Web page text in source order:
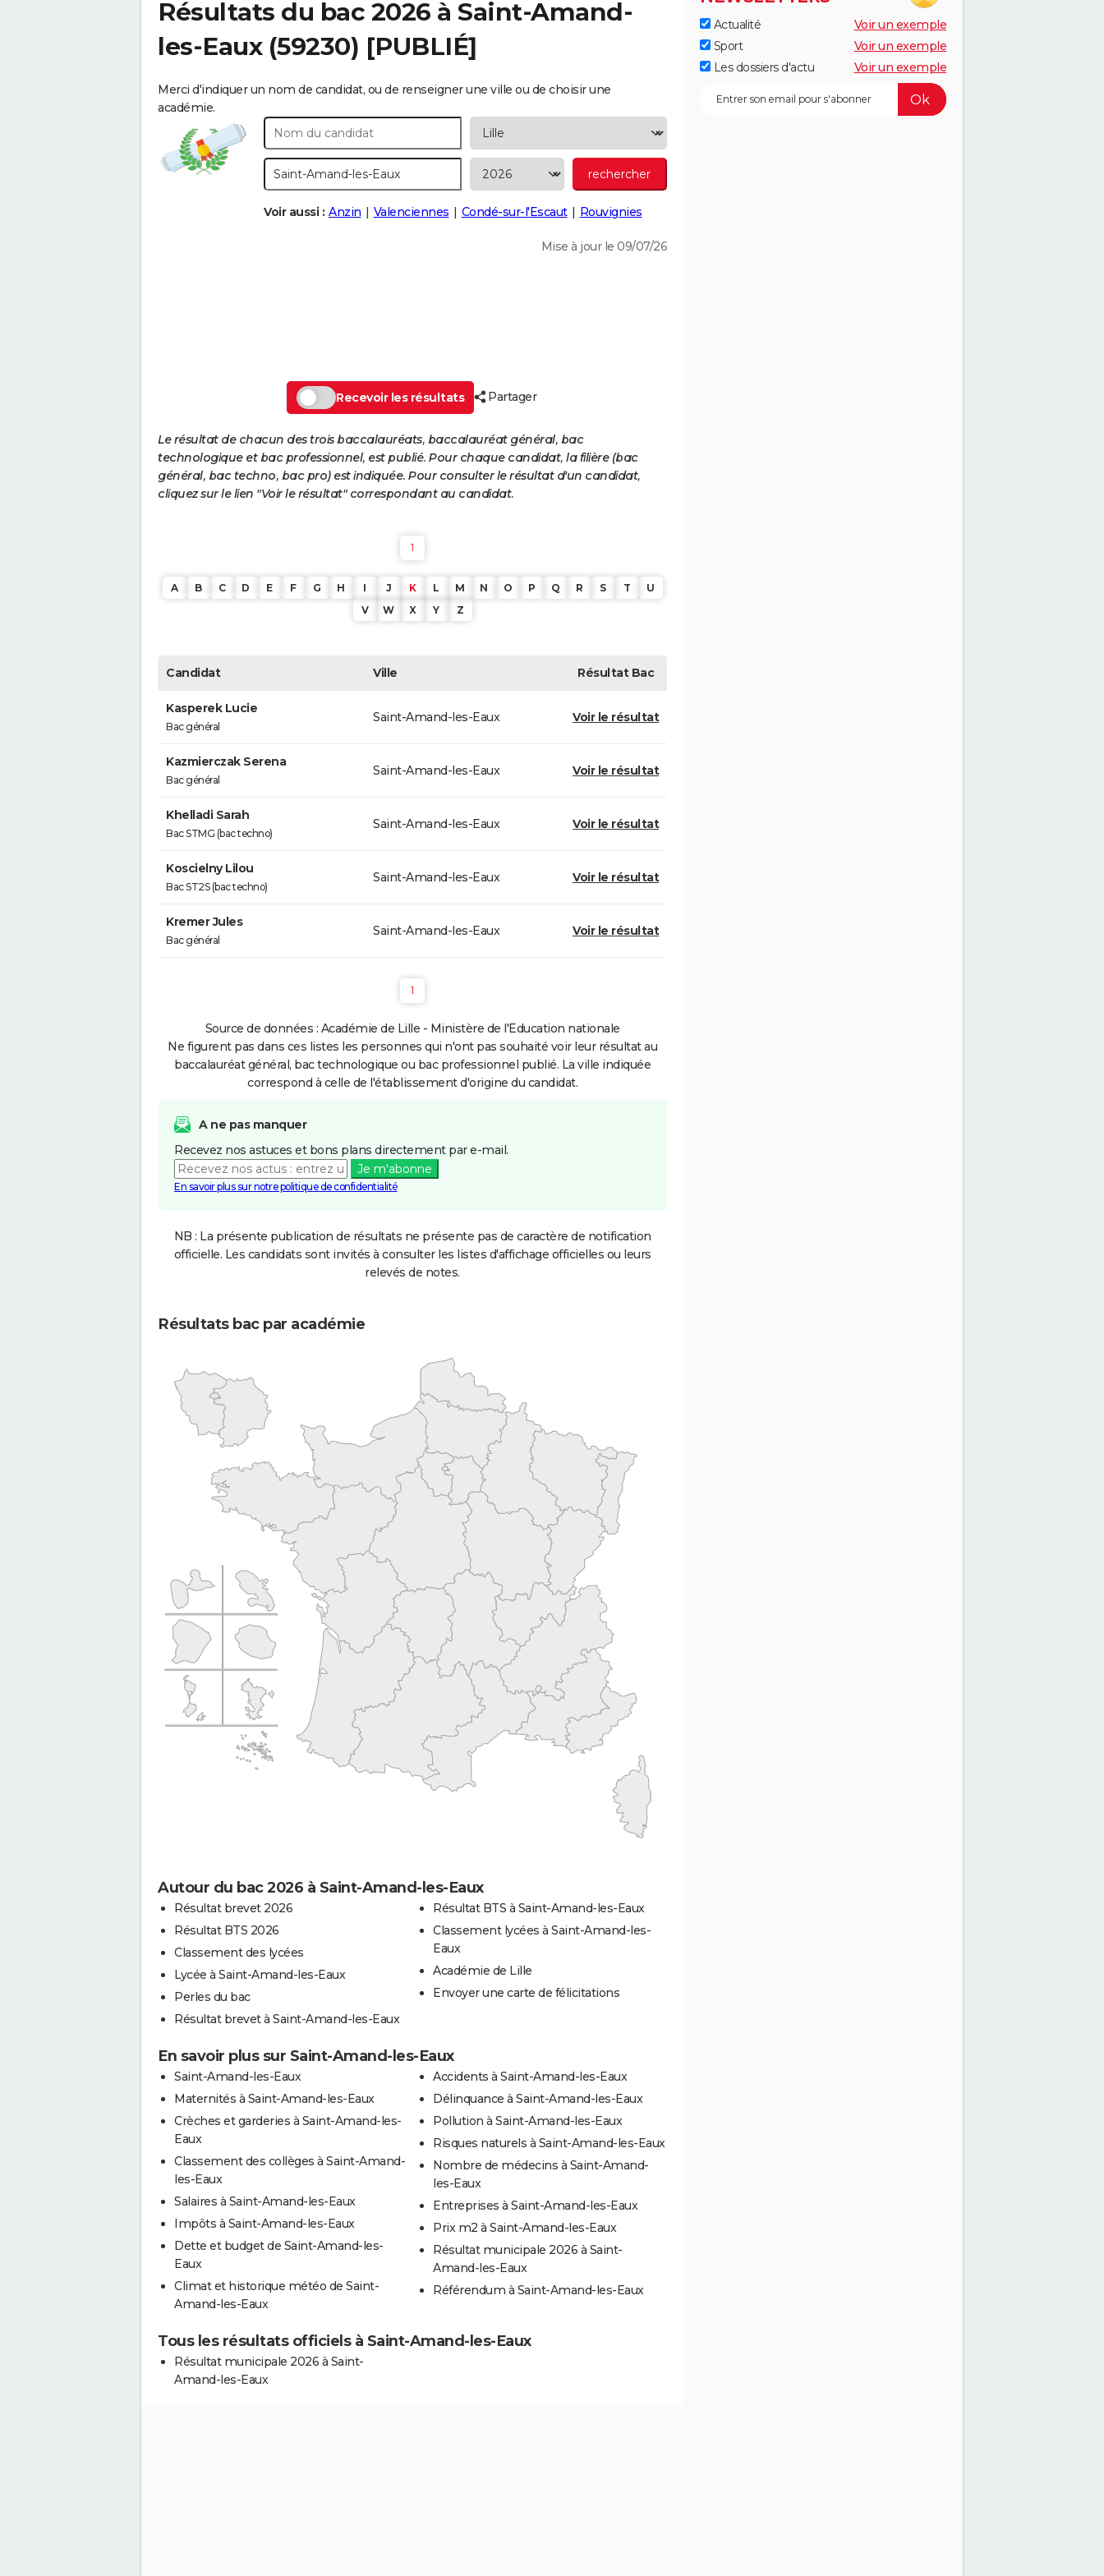
Résultats du bac 2026 à Saint-Amand-
les-Eaux(59230) [PUBLIÉ]
Merci d'indiquer un nom de candidat, ou de renseigner une ville ou de choisir une
académie.
Voir aussi : Anzin Valenciennes Condé-sur-l'Escaut Rouvignies
Mise à jour le 09/07/26
Recevoir les résultats Partager
Le résultat de chacun des trois baccalauréats, baccalauréat général, bac
technologique et bac professionnel, est publié. Pour chaque candidat, la filière (bac
général, bac techno, bac pro) est indiquée. Pour consulter le résultat d'un candidat,
cliquez sur le lien "Voir le résultat" correspondant au candidat.
1
A B C D E F G H I J K L M N O P Q R S T
U
V
W X Y Z
Candidat Ville RésultatBac
Kasperek Lucie
Bac général
Saint-Amand-les-Eaux Voir le résultat
Kazmierczak Serena
Bac général
Saint-Amand-les-Eaux Voir le résultat
Khelladi Sarah
Bac STMG (bac techno)
Saint-Amand-les-Eaux Voir le résultat
Koscielny Lilou
Bac ST2S (bac techno)
Saint-Amand-les-Eaux Voir le résultat
Kremer Jules
Bac général
Saint-Amand-les-Eaux Voir le résultat
1
Source de données : Académie de Lille - Ministère de l'Education nationale
Ne figurent pas dans ces listes les personnes qui n'ont pas souhaité voir leur résultat au
baccalauréat général, bac technologique ou bac professionnel publié. La ville indiquée
correspond à celle de l'établissement d'origine du candidat.
A ne pas manquer
Recevez nos astuces et bons plans directement par e-mail.
Je m'abonne
En savoir plus sur notre politique de confidentialité
NB : La présente publication de résultats ne présente pas de caractère de notification
officielle. Les candidats sont invités à consulter les listes d'affichage officielles ou leurs
relevés de notes.
Résultats bac par académie
Autour du bac 2026 à Saint-Amand-les-Eaux
Résultat brevet 2026
Résultat BTS 2026
Classement des lycées
Lycée à Saint-Amand-les-Eaux
Perles du bac
Résultat brevet à Saint-Amand-les-Eaux
Résultat BTS à Saint-Amand-les-Eaux
Classement lycées à Saint-Amand-les-
Eaux
Académie de Lille
Envoyer une carte de félicitations
En savoir plus sur Saint-Amand-les-Eaux
Saint-Amand-les-Eaux
Maternités à Saint-Amand-les-Eaux
Crèches et garderies à Saint-Amand-les-
Eaux
Classement des collèges à Saint-Amand-
les-Eaux
Salaires à Saint-Amand-les-Eaux
Impôts à Saint-Amand-les-Eaux
Dette et budget de Saint-Amand-les-
Eaux
Climat et historique météo de Saint-
Amand-les-Eaux
Accidents à Saint-Amand-les-Eaux
Délinquance à Saint-Amand-les-Eaux
Pollution à Saint-Amand-les-Eaux
Risques naturels à Saint-Amand-les-Eaux
Nombre de médecins à Saint-Amand-
les-Eaux
Entreprises à Saint-Amand-les-Eaux
Prix m2 à Saint-Amand-les-Eaux
Résultat municipale 2026 à Saint-
Amand-les-Eaux
Référendum à Saint-Amand-les-Eaux
Tous les résultats officiels à Saint-Amand-les-Eaux
Résultat municipale 2026 à Saint-
Amand-les-Eaux
Actualité
Voir un exemple
Sport
Voir un exemple
Les dossiers d'actu
Voir un exemple